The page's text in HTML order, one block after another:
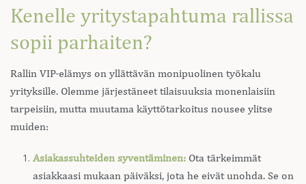
Kenelle yritystapahtuma rallissa
sopii parhaiten?
Rallin VIP-elämys on yllättävän monipuolinen työkalu
yrityksille. Olemme järjestäneet tilaisuuksia monenlaisiin
tarpeisiin, mutta muutama käyttötarkoitus nousee ylitse
muiden:
Asiakassuhteiden syventäminen:Ota tärkeimmät
asiakkaasi mukaan päiväksi, jota he eivät unohda. Se on